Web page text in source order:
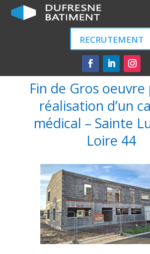
RECRUTEMENT
Fin de Gros
réalisation d’un
médical – Sainte
Loire 44